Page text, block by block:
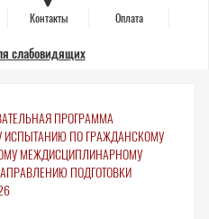
Контакты Оплата
слабовидящих
ПРОГРАММА
ИСПЫТАНИЮ ПО ГРАЖДАНСКОМУ
МЕЖДИСЦИПЛИНАРНОМУ
ПОДГОТОВКИ